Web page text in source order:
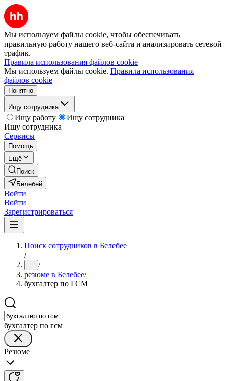
Мы используем файлы cookie, чтобы обеспечивать
правильную работу нашего веб-сайта и анализировать сетевой
трафик.
Правила использования файлов cookie
Мы используем файлы cookie. Правила использования
файлов cookie
Понятно
Ищу сотрудника
Ищу работу
Ищу сотрудника
Ищу сотрудника
Сервисы
Помощь
Ещё
Поиск
Белебей
Войти
Войти
Зарегистрироваться
Поиск сотрудников в Белебее
/
... /
резюме в Белебее/
бухгалтер по ГСМ
бухгалтер по гсм
Резюме